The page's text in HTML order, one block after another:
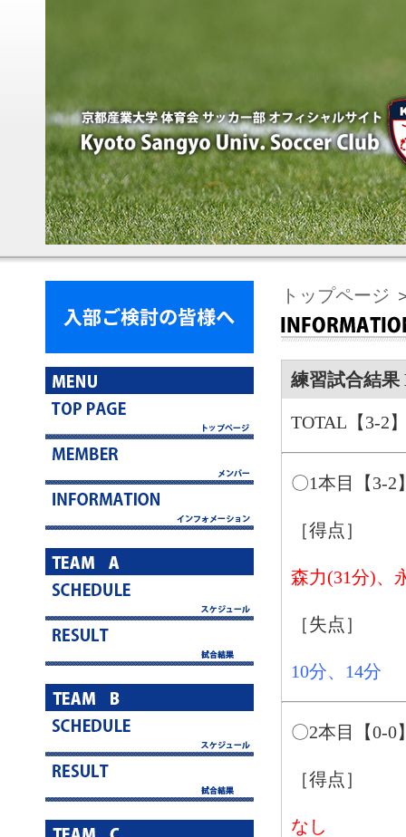
トップページ
練習試合結果
TOTAL【3-2
〇1本目【3-2
［得点］
森力(31分)、
［失点］
10分、14分
〇2本目【0-0
［得点］
なし